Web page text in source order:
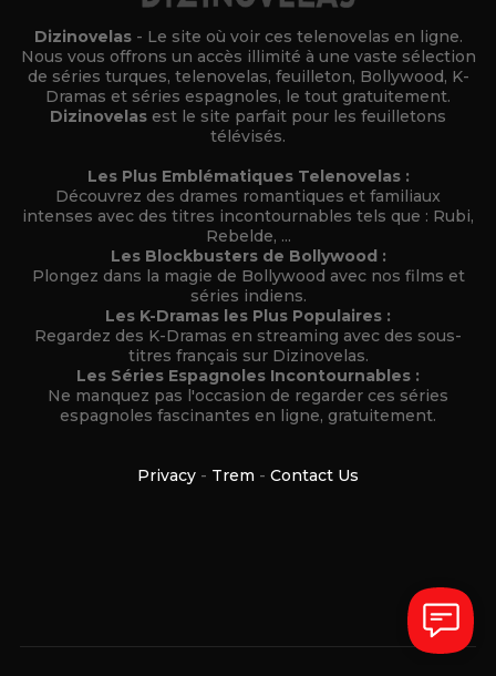
Dizinovelas - Le site où voir ces telenovelas en ligne.
Nous vous offrons un accès illimité à une vaste sélection
de séries turques, telenovelas, feuilleton, Bollywood, K-
Dramas et séries espagnoles, le tout gratuitement.
Dizinovelas est le site parfait pour les feuilletons
télévisés.
Les Plus Emblématiques Telenovelas :
Découvrez des drames romantiques et familiaux
intenses avec des titres incontournables tels que : Rubi,
Rebelde, ...
Les Blockbusters de Bollywood :
Plongez dans la magie de Bollywood avec nos films et
séries indiens.
Les K-Dramas les Plus Populaires :
Regardez des K-Dramas en streaming avec des sous-
titres français sur Dizinovelas.
Les Séries Espagnoles Incontournables :
Ne manquez pas l'occasion de regarder ces séries
espagnoles fascinantes en ligne, gratuitement.
Privacy - Trem - Contact Us